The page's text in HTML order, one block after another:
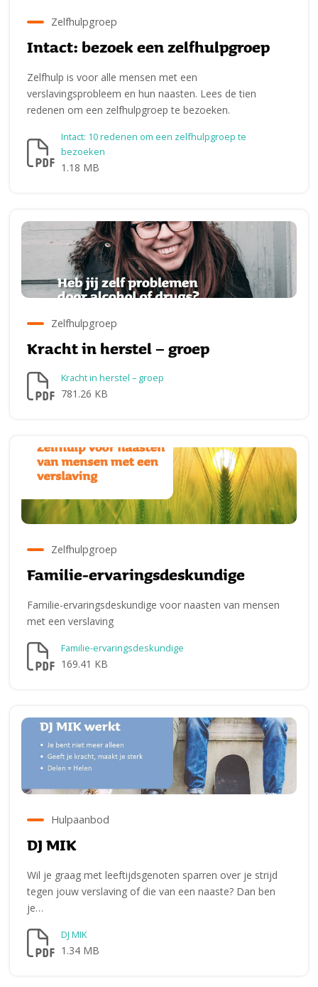
Zelfhulpgroep
Intact: bezoek een zelfhulpgroep
Zelfhulp is voor alle mensen met een
verslavingsprobleem en hun naasten. Lees de tien
redenen om een zelfhulpgroep te bezoeken.
1.18 MB
Intact: 10 redenen om een zelfhulpgroep te
bezoeken
Zelfhulpgroep
Kracht in herstel – groep
781.26 KB
Kracht in herstel – groep
Zelfhulpgroep
Familie-ervaringsdeskundige
Familie-ervaringsdeskundige voor naasten van mensen
met een verslaving
169.41 KB
Familie-ervaringsdeskundige
Hulpaanbod
DJ MIK
Wil je graag met leeftijdsgenoten sparren over je strijd
tegen jouw verslaving of die van een naaste? Dan ben
je…
1.34 MB
DJ MIK